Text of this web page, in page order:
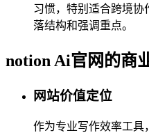
习惯，特别适合跨境协
落结构和强调重点。
notion Ai官网的商
网站价值定位
作为专业写作效率工具